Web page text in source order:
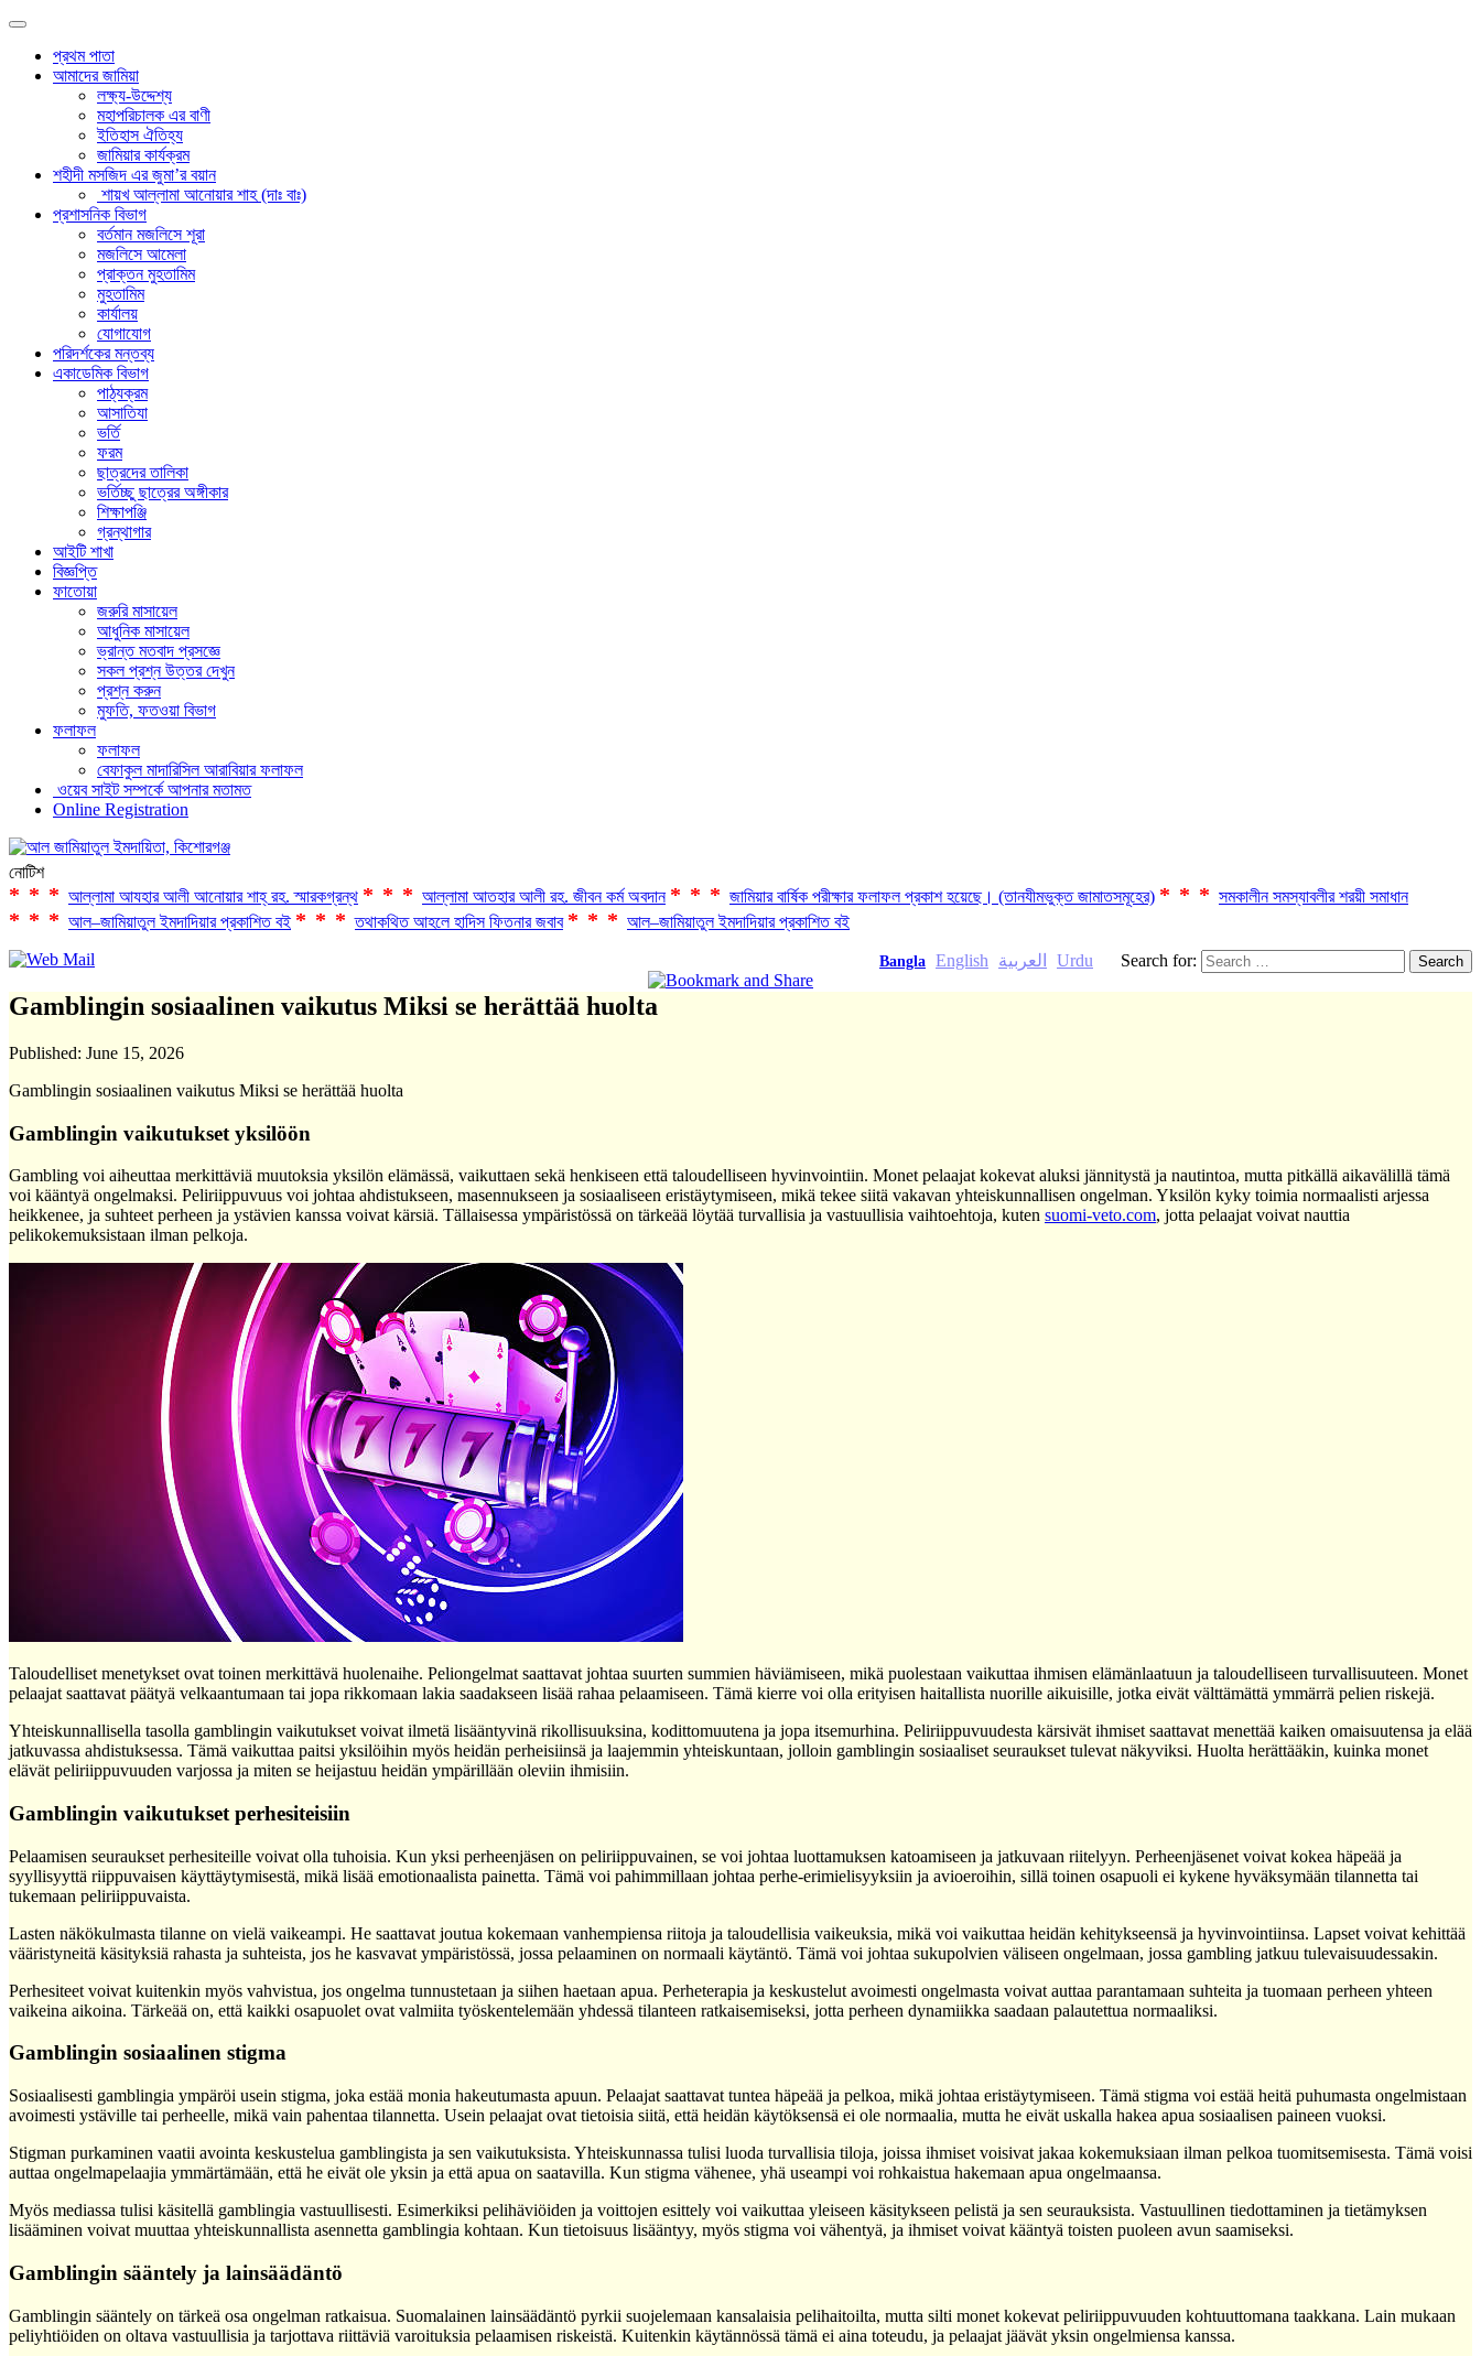
প্রথম পাতা
আমাদের জামিয়া
লক্ষ্য-উদ্দেশ্য
মহাপরিচালক এর বাণী
ইতিহাস ঐতিহ্য
জামিয়ার কার্যক্রম
শহীদী মসজিদ এর জুমা’র বয়ান
শায়খ আল্লামা আনোয়ার শাহ (দাঃ বাঃ)
প্রশাসনিক বিভাগ
বর্তমান মজলিসে শূরা
মজলিসে আমেলা
প্রাক্তন মুহতামিম
মুহতামিম
কার্যালয়
যোগাযোগ
পরিদর্শকের মন্তব্য
একাডেমিক বিভাগ
পাঠ্যক্রম
আসাতিযা
ভর্তি
ফরম
ছাত্রদের তালিকা
ভর্তিচ্ছু ছাত্রের অঙ্গীকার
শিক্ষাপঞ্জি
গ্রন্থাগার
আইটি শাখা
বিজ্ঞপ্তি
ফাতোয়া
জরুরি মাসায়েল
আধুনিক মাসায়েল
ভ্রান্ত মতবাদ প্রসজ্ঞে
সকল প্রশ্ন উত্তর দেখুন
প্রশ্ন করুন
মুফতি, ফতওয়া বিভাগ
ফলাফল
ফলাফল
বেফাকুল মাদারিসিল আরাবিয়ার ফলাফল
ওয়েব সাইট সম্পর্কে আপনার মতামত
Online Registration
নোটিশ
*** আল্লামা আযহার আলী আনোয়ার শাহ্‌ রহ. স্মারকগ্রন্থ *** আল্লামা আতহার আলী রহ. জীবন কর্ম অবদান *** জামিয়ার বার্ষিক পরীক্ষার ফলাফল প্রকাশ হয়েছে। (তানযীমভুক্ত জামাতসমূহের) *** সমকালীন সমস্যাবলীর শরয়ী সমাধান
*** আল–জামিয়াতুল ইমদাদিয়ার প্রকাশিত বই ***তথাকথিত আহলে হাদিস ফিতনার জবাব *** আল–জামিয়াতুল ইমদাদিয়ার প্রকাশিত বই
Search for:
Bangla English العربية Urdu
Gamblingin sosiaalinen vaikutus Miksi se herättää huolta
Published: June 15, 2026
Gamblingin sosiaalinen vaikutus Miksi se herättää huolta
Gamblingin vaikutukset yksilöön
Gambling voi aiheuttaa merkittäviä muutoksia yksilön elämässä, vaikuttaen sekä henkiseen että taloudelliseen hyvinvointiin. Monet pelaajat kokevat aluksi jännitystä ja nautintoa, mutta pitkällä aikavälillä tämä
voi kääntyä ongelmaksi. Peliriippuvuus voi johtaa ahdistukseen, masennukseen ja sosiaaliseen eristäytymiseen, mikä tekee siitä vakavan yhteiskunnallisen ongelman. Yksilön kyky toimia normaalisti arjessa
heikkenee, ja suhteet perheen ja ystävien kanssa voivat kärsiä. Tällaisessa ympäristössä on tärkeää löytää turvallisia ja vastuullisia vaihtoehtoja, kuten suomi-veto.com, jotta pelaajat voivat nauttia
pelikokemuksistaan ilman pelkoja.
Taloudelliset menetykset ovat toinen merkittävä huolenaihe. Peliongelmat saattavat johtaa suurten summien häviämiseen, mikä puolestaan vaikuttaa ihmisen elämänlaatuun ja taloudelliseen turvallisuuteen. Monet
pelaajat saattavat päätyä velkaantumaan tai jopa rikkomaan lakia saadakseen lisää rahaa pelaamiseen. Tämä kierre voi olla erityisen haitallista nuorille aikuisille, jotka eivät välttämättä ymmärrä pelien riskejä.
Yhteiskunnallisella tasolla gamblingin vaikutukset voivat ilmetä lisääntyvinä rikollisuuksina, kodittomuutena ja jopa itsemurhina. Peliriippuvuudesta kärsivät ihmiset saattavat menettää kaiken omaisuutensa ja elää
jatkuvassa ahdistuksessa. Tämä vaikuttaa paitsi yksilöihin myös heidän perheisiinsä ja laajemmin yhteiskuntaan, jolloin gamblingin sosiaaliset seuraukset tulevat näkyviksi. Huolta herättääkin, kuinka monet
elävät peliriippuvuuden varjossa ja miten se heijastuu heidän ympärillään oleviin ihmisiin.
Gamblingin vaikutukset perhesiteisiin
Pelaamisen seuraukset perhesiteille voivat olla tuhoisia. Kun yksi perheenjäsen on peliriippuvainen, se voi johtaa luottamuksen katoamiseen ja jatkuvaan riitelyyn. Perheenjäsenet voivat kokea häpeää ja
syyllisyyttä riippuvaisen käyttäytymisestä, mikä lisää emotionaalista painetta. Tämä voi pahimmillaan johtaa perhe-erimielisyyksiin ja avioeroihin, sillä toinen osapuoli ei kykene hyväksymään tilannetta tai
tukemaan peliriippuvaista.
Lasten näkökulmasta tilanne on vielä vaikeampi. He saattavat joutua kokemaan vanhempiensa riitoja ja taloudellisia vaikeuksia, mikä voi vaikuttaa heidän kehitykseensä ja hyvinvointiinsa. Lapset voivat kehittää
vääristyneitä käsityksiä rahasta ja suhteista, jos he kasvavat ympäristössä, jossa pelaaminen on normaali käytäntö. Tämä voi johtaa sukupolvien väliseen ongelmaan, jossa gambling jatkuu tulevaisuudessakin.
Perhesiteet voivat kuitenkin myös vahvistua, jos ongelma tunnustetaan ja siihen haetaan apua. Perheterapia ja keskustelut avoimesti ongelmasta voivat auttaa parantamaan suhteita ja tuomaan perheen yhteen
vaikeina aikoina. Tärkeää on, että kaikki osapuolet ovat valmiita työskentelemään yhdessä tilanteen ratkaisemiseksi, jotta perheen dynamiikka saadaan palautettua normaaliksi.
Gamblingin sosiaalinen stigma
Sosiaalisesti gamblingia ympäröi usein stigma, joka estää monia hakeutumasta apuun. Pelaajat saattavat tuntea häpeää ja pelkoa, mikä johtaa eristäytymiseen. Tämä stigma voi estää heitä puhumasta ongelmistaan
avoimesti ystäville tai perheelle, mikä vain pahentaa tilannetta. Usein pelaajat ovat tietoisia siitä, että heidän käytöksensä ei ole normaalia, mutta he eivät uskalla hakea apua sosiaalisen paineen vuoksi.
Stigman purkaminen vaatii avointa keskustelua gamblingista ja sen vaikutuksista. Yhteiskunnassa tulisi luoda turvallisia tiloja, joissa ihmiset voisivat jakaa kokemuksiaan ilman pelkoa tuomitsemisesta. Tämä voisi
auttaa ongelmapelaajia ymmärtämään, että he eivät ole yksin ja että apua on saatavilla. Kun stigma vähenee, yhä useampi voi rohkaistua hakemaan apua ongelmaansa.
Myös mediassa tulisi käsitellä gamblingia vastuullisesti. Esimerkiksi pelihäviöiden ja voittojen esittely voi vaikuttaa yleiseen käsitykseen pelistä ja sen seurauksista. Vastuullinen tiedottaminen ja tietämyksen
lisääminen voivat muuttaa yhteiskunnallista asennetta gamblingia kohtaan. Kun tietoisuus lisääntyy, myös stigma voi vähentyä, ja ihmiset voivat kääntyä toisten puoleen avun saamiseksi.
Gamblingin sääntely ja lainsäädäntö
Gamblingin sääntely on tärkeä osa ongelman ratkaisua. Suomalainen lainsäädäntö pyrkii suojelemaan kansalaisia pelihaitoilta, mutta silti monet kokevat peliriippuvuuden kohtuuttomana taakkana. Lain mukaan
peliyhtiöiden on oltava vastuullisia ja tarjottava riittäviä varoituksia pelaamisen riskeistä. Kuitenkin käytännössä tämä ei aina toteudu, ja pelaajat jäävät yksin ongelmiensa kanssa.